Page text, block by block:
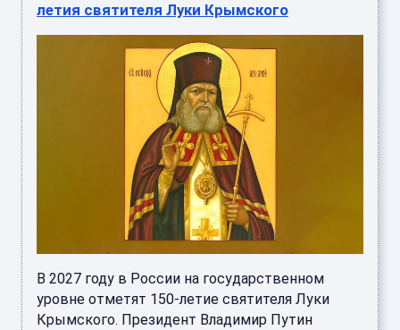
летия святителя Луки Крымского
В 2027 году в России на государственном
уровне отметят 150-летие святителя Луки
Крымского. Президент Владимир Путин